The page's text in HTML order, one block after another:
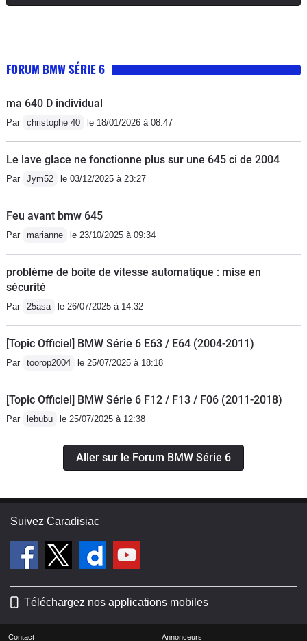
FORUM BMW SÉRIE 6
ma 640 D individual
Par christophe 40 le 18/01/2026 à 08:47
Le lave glace ne fonctionne plus sur une 645 ci de 2004
Par Jym52 le 03/12/2025 à 23:27
Feu avant bmw 645
Par marianne le 23/10/2025 à 09:34
problème de boite de vitesse automatique : mise en
sécurité
Par 25asa le 26/07/2025 à 14:32
[Topic Officiel] BMW Série 6 E63 / E64 (2004-2011)
Par toorop2004 le 25/07/2025 à 18:18
[Topic Officiel] BMW Série 6 F12 / F13 / F06 (2011-2018)
Par lebubu le 25/07/2025 à 12:38
Aller sur le Forum BMW Série 6
Suivez Caradisiac
Téléchargez nos applications mobiles
Contact Annonceurs